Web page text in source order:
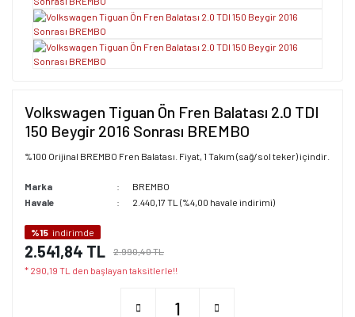
Volkswagen Tiguan Ön Fren Balatası 2.0 TDI
150 Beygir 2016 Sonrası BREMBO
%100 Orijinal BREMBO Fren Balatası. Fiyat, 1 Takım (sağ/sol teker) içindir.
Marka
BREMBO
Havale
2.440,17 TL (%4,00 havale indirimi)
%15 indirimde
2.541,84 TL
2.990,40 TL
* 290,19 TL den başlayan taksitlerle!!